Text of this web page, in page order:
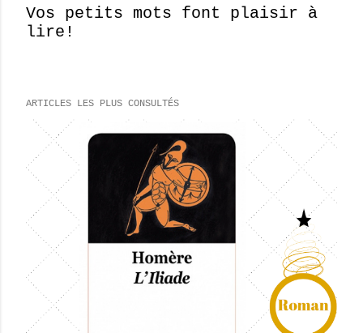
E
g
t
r
c
Vos petits mots font plaisir à
lire!
ARTICLES LES PLUS CONSULTÉS